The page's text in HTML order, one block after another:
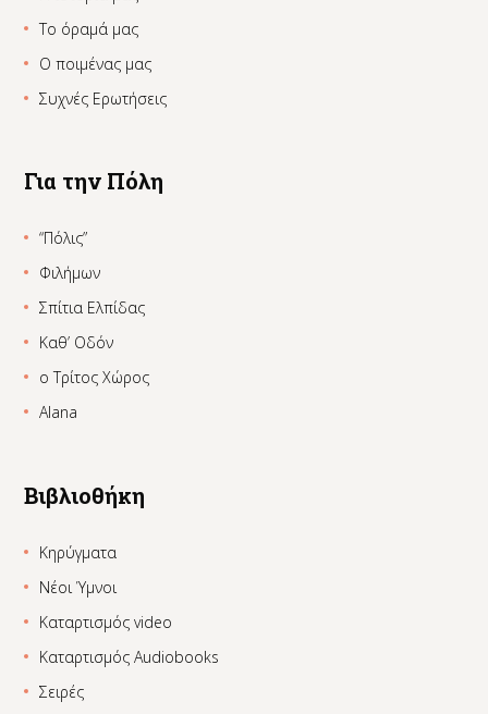
Το όραμά μας
Ο ποιμένας μας
Συχνές Ερωτήσεις
Για την Πόλη
“Πόλις”
Φιλήμων
Σπίτια Ελπίδας
Καθ’ Οδόν
ο Τρίτος Χώρος
Alana
Βιβλιοθήκη
Κηρύγματα
Νέοι Ύμνοι
Καταρτισμός video
Καταρτισμός Audiobooks
Σειρές